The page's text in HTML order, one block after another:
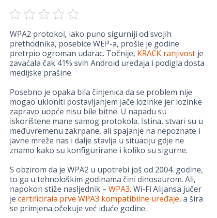
WPA2 protokol, iako puno sigurniji od svojih
prethodnika, posebice WEP-a, prošle je godine
pretrpio ogroman udarac. Točnije, KRACK ranjivost je
zavaćala čak 41% svih Android uređaja i podigla dosta
medijske prašine.
Posebno je opaka bila činjenica da se problem nije
mogao ukloniti postavljanjem jače lozinke jer lozinke
zapravo uopće nisu bile bitne. U napadu su
iskorištene mane samog protokola. Istina, stvari su u
međuvremenu zakrpane, ali spajanje na nepoznate i
javne mreže nas i dalje stavlja u situaciju gdje ne
znamo kako su konfigurirane i koliko su sigurne.
S obzirom da je WPA2 u upotrebi još od 2004. godine,
to ga u tehnološkim godinama čini dinosaurom. Ali,
napokon stiže nasljednik – WPA3. Wi-Fi Alijansa jučer
je certificirala prve WPA3 kompatibilne uređaje, a šira
se primjena očekuje već iduće godine.